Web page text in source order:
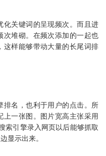
关键词的呈现频次。而且进
次堆砌。在频次添加的一起也
这样能够带动大量的长尾词排
名，也利于用户的点击。所
上一张图。图片宽高主张采用
索引擎录入网页以后能够抓取
显示出来。